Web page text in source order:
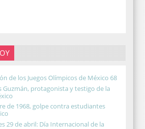
de los Juegos Olímpicos de México 68
Guzmán, protagonista y testigo de la
de 1968, golpe contra estudiantes
29 de abril: Día Internacional de la